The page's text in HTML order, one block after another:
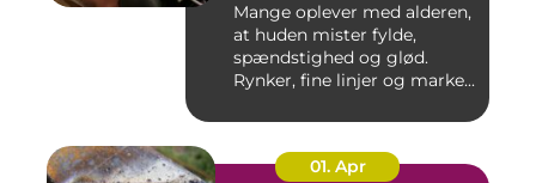
Mange oplever med alderen,
at huden mister fylde,
spændstighed og glød.
Rynker, fine linjer og marke...
01. Apr